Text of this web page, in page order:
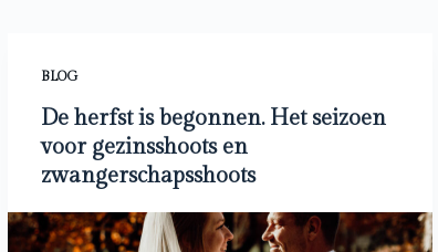
BLOG
De herfst is begonnen. Het seizoen
voor gezinsshoots en
zwangerschapsshoots